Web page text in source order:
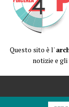
Questo sito è l'
notizie e gli